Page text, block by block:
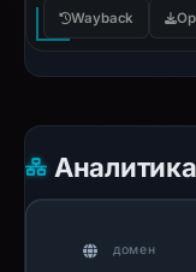
Wayback
домен